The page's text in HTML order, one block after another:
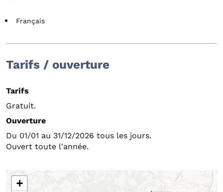
Français
Tarifs / ouverture
Tarifs
Gratuit.
Ouverture
Du 01/01 au 31/12/2026 tous les jours.
Ouvert toute l'année.
+